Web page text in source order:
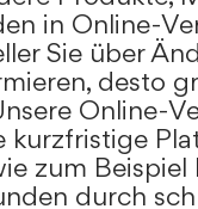
in Online-
Sie über
desto
Online-
zum Beispiel
durch